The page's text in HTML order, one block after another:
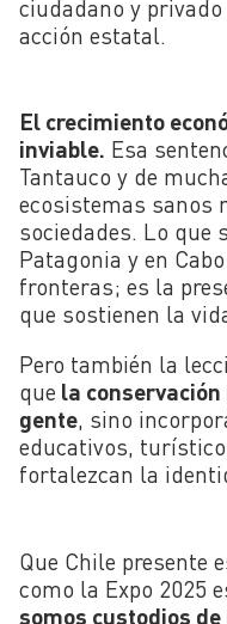
ciudadano y
acción estatal.
El crecimiento
inviable. Esa
Tantauco y de
ecosistemas sanos
sociedades. Lo que
Patagonia y en
fronteras; es la
que sostienen la
Pero también la
que la
gente, sino
educativos,
fortalezcan la
Que Chile presente
como la Expo 2025
somos custodios